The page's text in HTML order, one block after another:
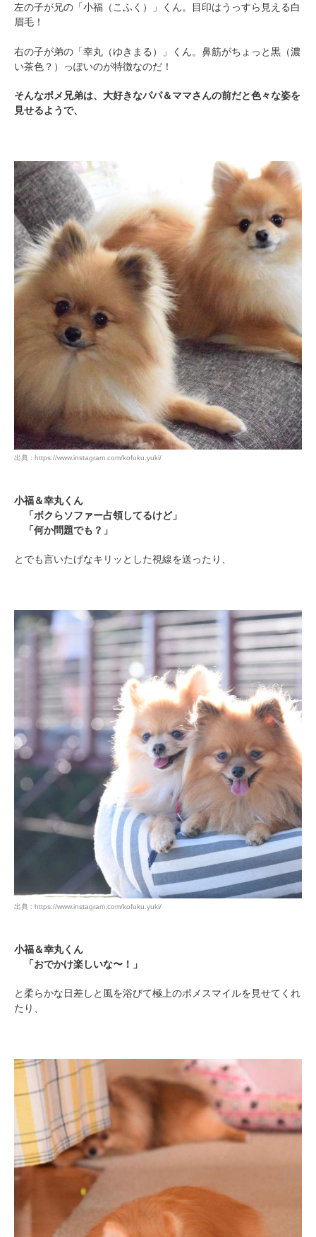
左の子が兄の「小福（こふく）」くん。目印はうっすら見える白
眉毛！
右の子が弟の「幸丸（ゆきまる）」くん。鼻筋がちょっと黒（濃
い茶色？）っぽいのが特徴なのだ！
そんなポメ兄弟は、大好きなパパ＆ママさんの前だと色々な姿を
見せるようで、
出典 : https://www.instagram.com/kofuku.yuki/
小福＆幸丸くん
「ボクらソファー占領してるけど」
「何か問題でも？」
とでも言いたげなキリッとした視線を送ったり、
出典 : https://www.instagram.com/kofuku.yuki/
小福＆幸丸くん
「おでかけ楽しいな〜！」
と柔らかな日差しと風を浴びて極上のポメスマイルを見せてくれ
たり、